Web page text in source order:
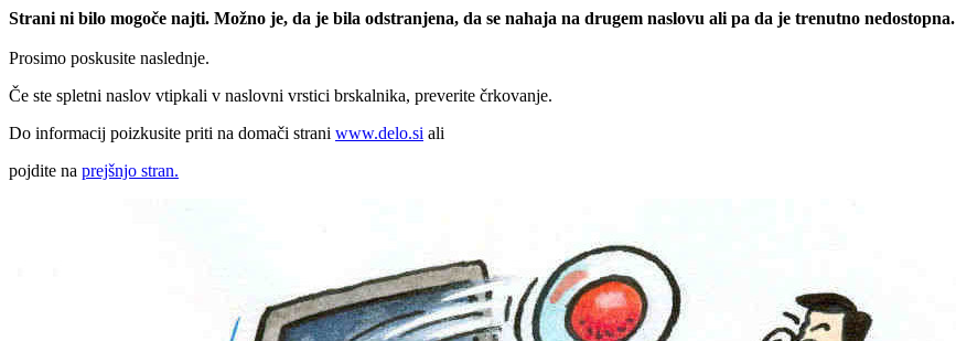
Strani ni bilo mogoče najti. Možno je, da je bila odstranjena, da se nahaja na drugem naslovu ali pa da je trenutno nedostopna.
Prosimo poskusite naslednje.
Če ste spletni naslov vtipkali v naslovni vrstici brskalnika, preverite črkovanje.
Do informacij poizkusite priti na domači strani www.delo.si ali
pojdite na prejšnjo stran.